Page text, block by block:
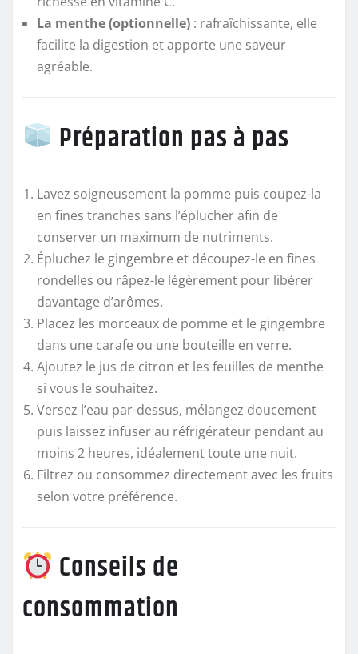
La menthe (optionnelle) : rafraîchissante, elle
facilite la digestion et apporte une saveur
agréable.
Préparation pas à pas
Lavez soigneusement la pomme puis coupez-la
en fines tranches sans l’éplucher afin de
conserver un maximum de nutriments.
Épluchez le gingembre et découpez-le en fines
rondelles ou râpez-le légèrement pour libérer
davantage d’arômes.
Placez les morceaux de pomme et le gingembre
dans une carafe ou une bouteille en verre.
Ajoutez le jus de citron et les feuilles de menthe
si vous le souhaitez.
Versez l’eau par-dessus, mélangez doucement
puis laissez infuser au réfrigérateur pendant au
moins 2 heures, idéalement toute une nuit.
Filtrez ou consommez directement avec les fruits
selon votre préférence.
Conseils de
consommation